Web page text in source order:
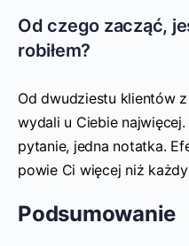
Od czego zacząć,
robiłem?
Od dwudziestu klientów
wydali u Ciebie
pytanie, jedna notatka.
powie Ci więcej niż
Podsumowanie